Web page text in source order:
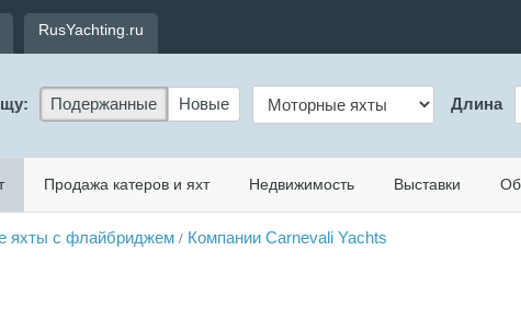
RusYachting.ru
Подержанные Новые Длина
Продажа катеров и яхт Недвижимость Выставки
яхты с флайбриджем / Компании Carnevali Yachts